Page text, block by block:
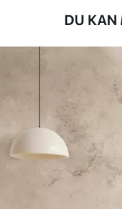
Tilgængelige materialer
.83 .50
Premium
.33 269.00 /m²
DU KAN